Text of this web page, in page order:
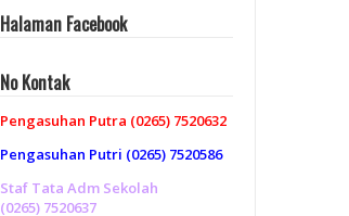
Halaman Facebook
No Kontak
Pengasuhan Putra (0265) 7520632
Pengasuhan Putri (0265) 7520586
Staf Tata Adm Sekolah
(0265) 7520637